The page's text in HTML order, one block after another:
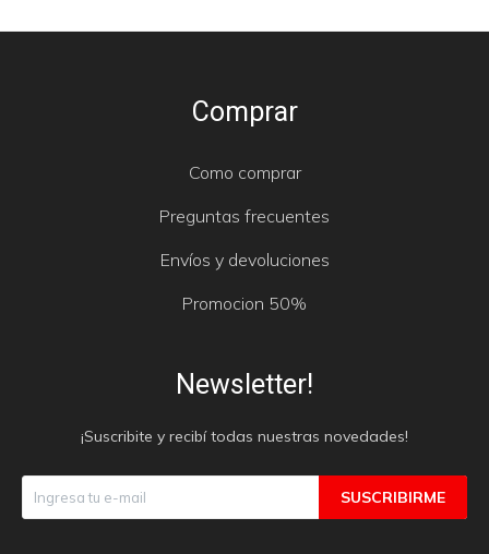
Comprar
Como comprar
Preguntas frecuentes
Envíos y devoluciones
Promocion 50%
Newsletter!
¡Suscribite y recibí todas nuestras novedades!
SUSCRIBIRME